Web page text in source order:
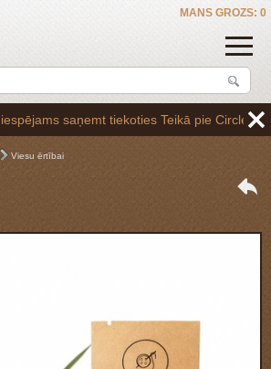
MANS GROZS: 0
saņemt tiekoties Teikā pie Circle K
Viesu ērtībai